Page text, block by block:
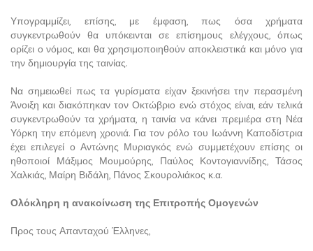
Υπογραμμίζει, επίσης, με έμφαση, πως όσα χρήματα
συγκεντρωθούν θα υπόκεινται σε επίσημους ελέγχους, όπως
ορίζει ο νόμος, και θα χρησιμοποιηθούν αποκλειστικά και μόνο για
την δημιουργία της ταινίας.
Να σημειωθεί πως τα γυρίσματα είχαν ξεκινήσει την περασμένη
Άνοιξη και διακόπηκαν τον Οκτώβριο ενώ στόχος είναι, εάν τελικά
συγκεντρωθούν τα χρήματα, η ταινία να κάνει πρεμιέρα στη Νέα
Υόρκη την επόμενη χρονιά. Για τον ρόλο του Ιωάννη Καποδίστρια
έχει επιλεγεί ο Αντώνης Μυριαγκός ενώ συμμετέχουν επίσης οι
ηθοποιοί Μάξιμος Μουμούρης, Παύλος Κοντογιαννίδης, Τάσος
Χαλκιάς, Μαίρη Βιδάλη, Πάνος Σκουρολιάκος κ.α.
Ολόκληρη η ανακοίνωση της Επιτροπής Ομογενών
Προς τους Απανταχού Έλληνες,